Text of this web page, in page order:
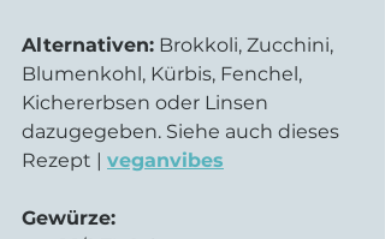
Alternativen: Brokkoli, Zucchini,
Blumenkohl, Kürbis, Fenchel,
Kichererbsen oder Linsen
dazugegeben. Siehe auch dieses
Rezept | veganvibes
Gewürze: